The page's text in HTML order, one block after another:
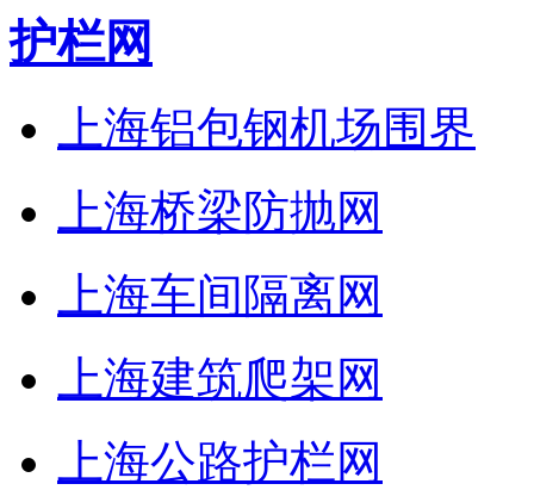
护栏网
上海铝包钢机场围界
上海桥梁防抛网
上海车间隔离网
上海建筑爬架网
上海公路护栏网